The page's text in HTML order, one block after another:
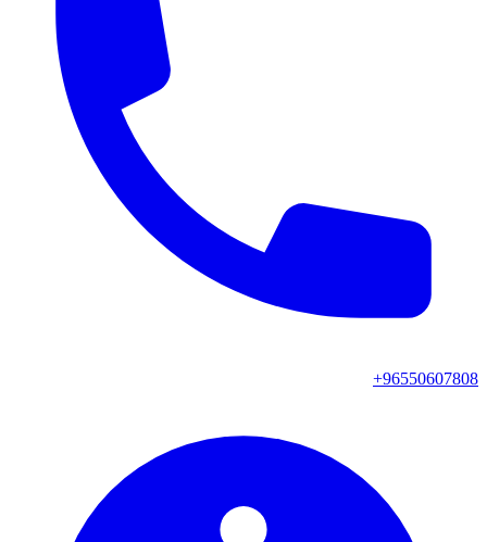
+96550607808